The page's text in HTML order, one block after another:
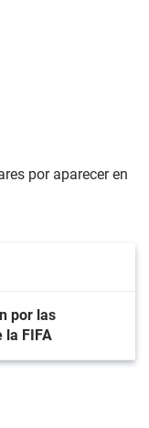
por aparecer en
por las
la FIFA